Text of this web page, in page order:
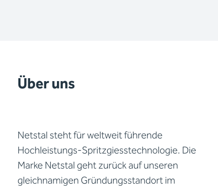
Über uns
Netstal steht für weltweit führende
Hochleistungs-Spritzgiesstechnologie. Die
Marke Netstal geht zurück auf unseren
gleichnamigen Gründungsstandort im